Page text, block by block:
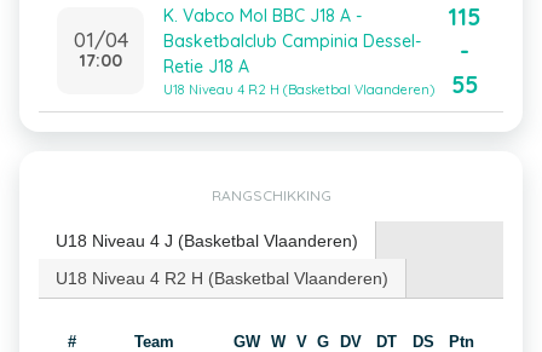
01/04
17:00
K. Vabco Mol BBC J18 A -
Basketbalclub Campinia Dessel-
Retie J18 A
U18 Niveau 4 R2 H (Basketbal Vlaanderen)
115
-
55
RANGSCHIKKING
U18 Niveau 4 J (Basketbal Vlaanderen)
U18 Niveau 4 R2 H (Basketbal Vlaanderen)
# Team GW W V G DV DT DS Ptn